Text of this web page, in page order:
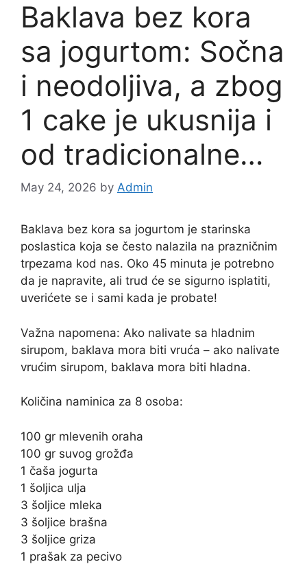
Baklava bez kora
sa jogurtom: Sočna
i neodoljiva, a zbog
1 cake je ukusnija i
od tradicionalne…
May 24, 2026 by Admin
Baklava bez kora sa jogurtom je starinska
poslastica koja se često nalazila na prazničnim
trpezama kod nas. Oko 45 minuta je potrebno
da je napravite, ali trud će se sigurno isplatiti,
uverićete se i sami kada je probate!
Važna napomena: Ako nalivate sa hladnim
sirupom, baklava mora biti vruća – ako nalivate
vrućim sirupom, baklava mora biti hladna.
Količina naminica za 8 osoba:
100 gr mlevenih oraha
100 gr suvog grožđa
1 čaša jogurta
1 šoljica ulja
3 šoljice mleka
3 šoljice brašna
3 šoljice griza
1 prašak za pecivo